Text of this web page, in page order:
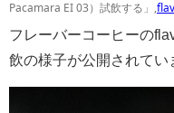
Pacamara EI 03）試飲する」,
フレーバーコーヒーの
飲の様子が公開されてい